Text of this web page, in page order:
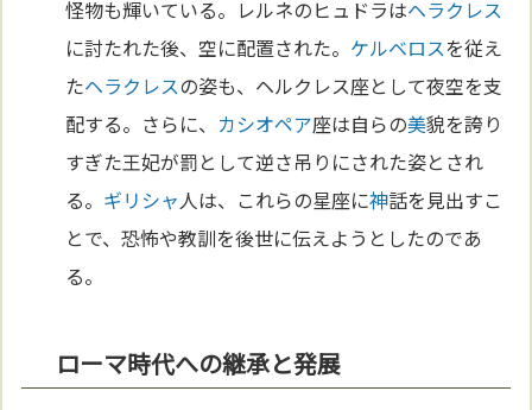
怪物も輝いている。レルネのヒュドラはヘラクレス
に討たれた後、空に配置された。 ケルベロスを従え
たヘラクレスの姿も、ヘルクレス座として夜空を支
配する。さらに、 カシオペア座は自らの美貌を誇り
すぎた王妃が罰として逆さ吊りにされた姿とされ
る。 ギリシャ人は、これらの星座に神話を見出すこ
とで、恐怖や教訓を後世に伝えようとしたのであ
る。
ローマ時代への継承と発展